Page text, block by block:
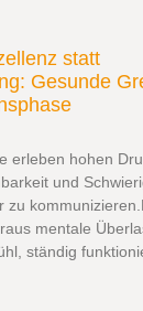
statt
Gesunde
erleben hohen
und
zu
mentale
ständig